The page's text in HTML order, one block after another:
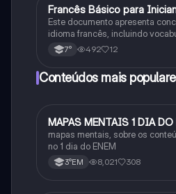
Francês
Francês Básico para
Este documento apresenta
idioma francês, incluindo
expressões úteis para
7° 492 12
Conteúdos mais
Português
MAPAS MENTAIS 1 DIA DO
mapas mentais, sobre os
no 1 dia do ENEM
3°EM 8,021 308